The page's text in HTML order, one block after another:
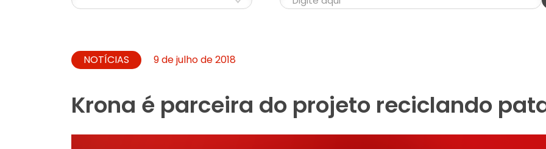
NOTÍCIAS 9 de julho de 2018
Krona é parceira do projeto reciclando